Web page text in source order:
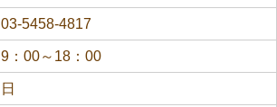
03-5458-4817
9：00～18：00
日